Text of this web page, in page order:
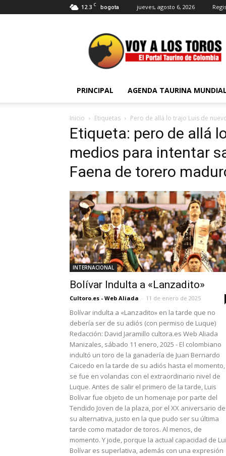
12.3 C bogota jueves, agosto 6, 2026
Voy
a
Los
Toros
PRINCIPAL AGENDA TAURINA MUNDIAL
Inicio Etiquetas Pero de allá lo trajo Luis de
Etiqueta: pero de allá
medios para intentar
Faena de torero
INTERNACIONAL
Bolívar Indulta a «Lanzadito»
Cultoro.es - Web Aliada - 11 de enero de 2025
Bolívar indulta a «Lanzadito» en la tarde que no
debería ser de su adiós (con permiso de Luque)
Redacción: David Jaramillo cultora.es Web Aliada
Manizales, sábado 11 enero, 2025 - El colombiano
indultó un toro de la ganadería de Juan Bernardo
Caicedo en la tarde de su adiós hasta el
se fue en volandas con el extraordinario nivel de
Luque. Antes de salir el primero de la tarde, Luis
Bolívar fue objeto de un homenaje por parte del
Tendido Joven de la plaza, por el XX aniversario de
su alternativa, justo en la que pudo ser su última
tarde como matador de toros. Al menos, de
momento. Y jode, porque la actual capacidad de
Bolívar es superlativa, además con una expresión